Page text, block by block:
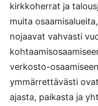
kirkkoherrat ja
muita
nojaavat vahvasti
verkosto-
ymmärrettävästi
ajasta, paikasta ja